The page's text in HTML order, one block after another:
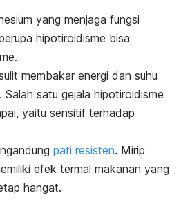
yang menjaga fungsi
hipotiroidisme bisa
membakar energi dan suhu
satu gejala hipotiroidisme
yaitu sensitif terhadap
pati resisten. Mirip
efek termal makanan yang
hangat.